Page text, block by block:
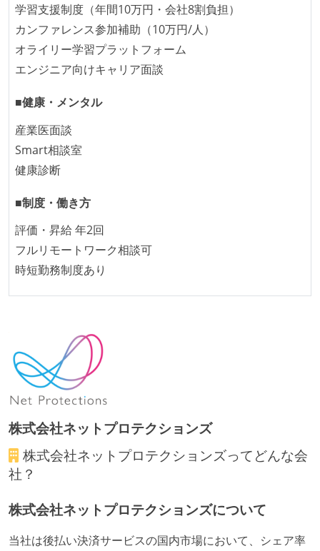
ージャー以上の会議での議事録が社員にも公開されて
いる
KPI などチームの目標・実績値について、メンバーの
誰もがいつでも閲覧可能になっている
レッジの共有を積極的に行っている（属人性を減らす
取り組みをしている）
大規模サービスの開発
大規模テーブルあり（1テーブルあたり数千万レコー
ド以上）
マイクロサービス化している
1つのプロダクトを5チーム以上の開発チーム（ストリ
労働環境の自由度
日本国内であれば、居住地は問わずにフルリモートで
きる
2年以内に未就学児を子育てしながら働いていたエン
フレックスタイム制または裁量労働制を採用している
外国籍の開発メンバーがいる
開発メンバーの新卒採用を実施している
学習支援制度（年間10万円・会社8割負担）
カンファレンス参加補助（10万円/人）
オライリー学習プラットフォーム
エンジニア向けキャリア面談
■健康・メンタル
産業医面談
Smart相談室
健康診断
■制度・働き方
評価・昇給 年2回
フルリモートワーク相談可
時短勤務制度あり
株式会社ネットプロテクションズ
株式会社ネットプロテクションズってどんな会
社？
株式会社ネットプロテクションズについて
当社は後払い決済サービスの国内市場において、シェア率